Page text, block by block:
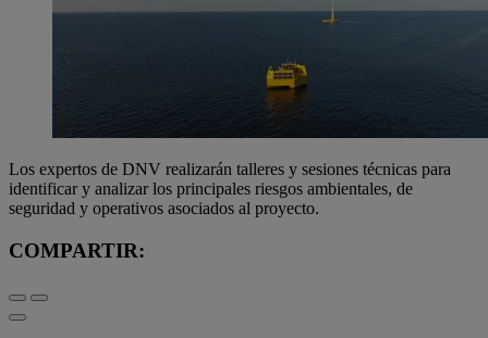
Los expertos de DNV realizarán talleres y sesiones técnicas para
identificar y analizar los principales riesgos ambientales, de
seguridad y operativos asociados al proyecto.
COMPARTIR: